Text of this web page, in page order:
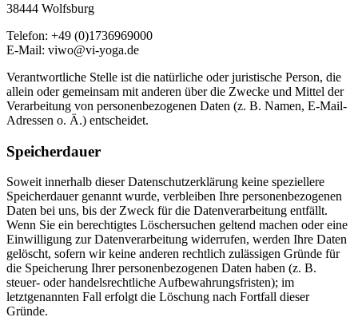
38444 Wolfsburg
Telefon: +49 (0)1736969000
E-Mail: viwo@vi-yoga.de
Verantwortliche Stelle ist die natürliche oder juristische Person, die
allein oder gemeinsam mit anderen über die Zwecke und Mittel der
Verarbeitung von personenbezogenen Daten (z. B. Namen, E-Mail-
Adressen o. Ä.) entscheidet.
Speicherdauer
Soweit innerhalb dieser Datenschutzerklärung keine speziellere
Speicherdauer genannt wurde, verbleiben Ihre personenbezogenen
Daten bei uns, bis der Zweck für die Datenverarbeitung entfällt.
Wenn Sie ein berechtigtes Löschersuchen geltend machen oder eine
Einwilligung zur Datenverarbeitung widerrufen, werden Ihre Daten
gelöscht, sofern wir keine anderen rechtlich zulässigen Gründe für
die Speicherung Ihrer personenbezogenen Daten haben (z. B.
steuer- oder handelsrechtliche Aufbewahrungsfristen); im
letztgenannten Fall erfolgt die Löschung nach Fortfall dieser
Gründe.